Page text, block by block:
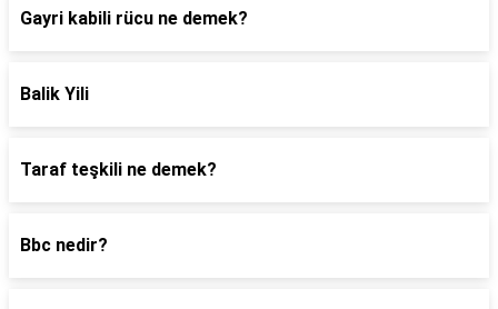
Gayri kabili rücu ne demek?
Balik Yili
Taraf teşkili ne demek?
Bbc nedir?